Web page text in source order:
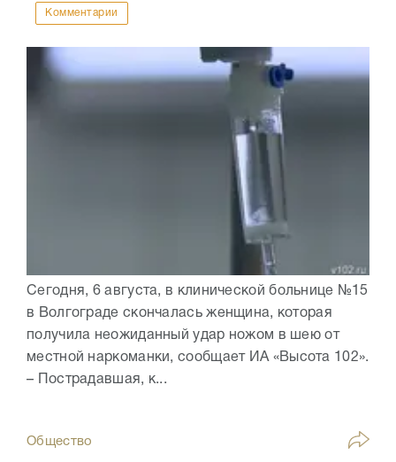
Комментарии
Сегодня, 6 августа, в клинической больнице №15
в Волгограде скончалась женщина, которая
получила неожиданный удар ножом в шею от
местной наркоманки, сообщает ИА «Высота 102».
– Пострадавшая, к...
Общество